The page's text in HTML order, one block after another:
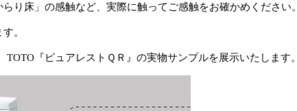
り床」の感触など、実際に触ってご感触をお確かめください。
。
『ピュアレストＱＲ』の実物サンプルを展示いたします。